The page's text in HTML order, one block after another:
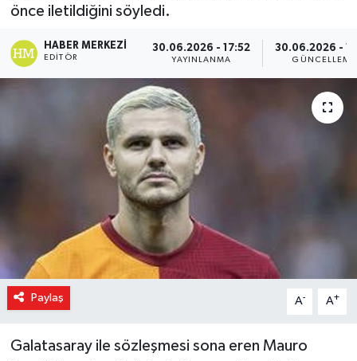
önce iletildiğini söyledi.
HABER MERKEZI
EDITÖR
30.06.2026 - 17:52
YAYINLANMA
30.06.2026 -
GÜNCELLEME
Paylaş A- A+
Galatasaray ile sözleşmesi sona eren Mauro
Ekonomi
Genel
Özel Haber
Siyaset
Son Dakika
Tüm Manşetler
Son Dakika Haberleri